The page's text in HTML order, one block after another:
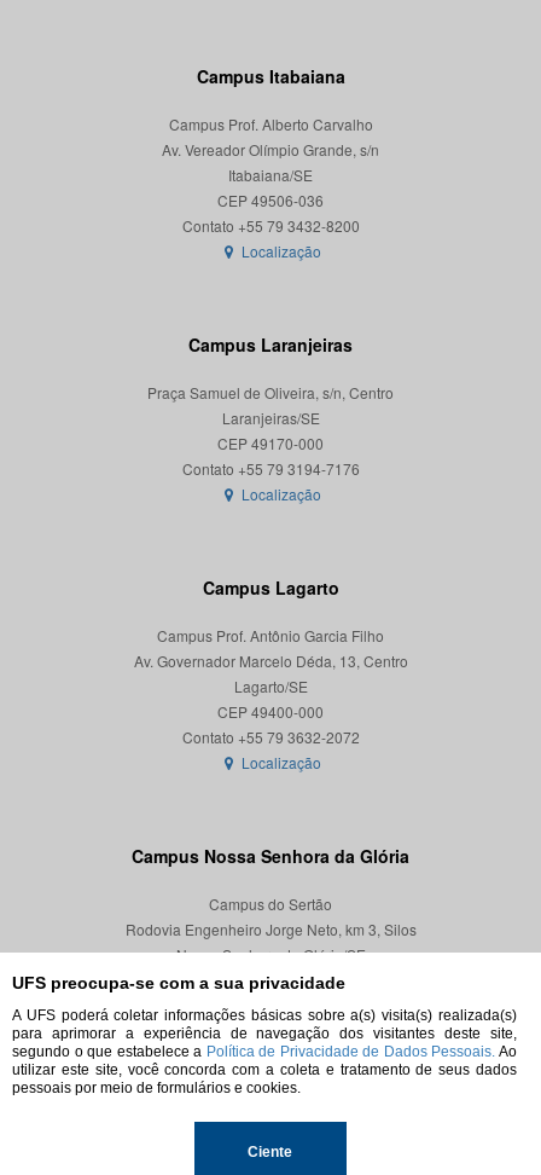
UFS preocupa-se com a sua privacidade
A UFS poderá coletar informações básicas sobre a(s) visita(s) realizada(s)
para aprimorar a experiência de navegação dos visitantes deste site,
segundo o que estabelece a Política de Privacidade de Dados Pessoais. Ao
utilizar este site, você concorda com a coleta e tratamento de seus dados
pessoais por meio de formulários e cookies.
Ciente
Campus Itabaiana
Campus Prof. Alberto Carvalho
Av. Vereador Olímpio Grande, s/n
Itabaiana/SE
CEP 49506-036
Localização
Campus Laranjeiras
Praça Samuel de Oliveira, s/n, Centro
Laranjeiras/SE
CEP 49170-000
Localização
Campus Lagarto
Campus Prof. Antônio Garcia Filho
Av. Governador Marcelo Déda, 13, Centro
Lagarto/SE
CEP 49400-000
Localização
Campus Nossa Senhora da Glória
Campus do Sertão
Rodovia Engenheiro Jorge Neto, km 3, Silos
Nossa Senhora da Glória/SE
CEP 49680-000
Localização
© 2026. Todos os direitos reservados.